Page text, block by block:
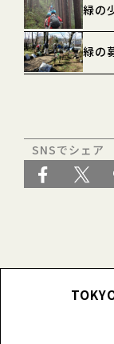
緑の
緑の
SNSでシェア